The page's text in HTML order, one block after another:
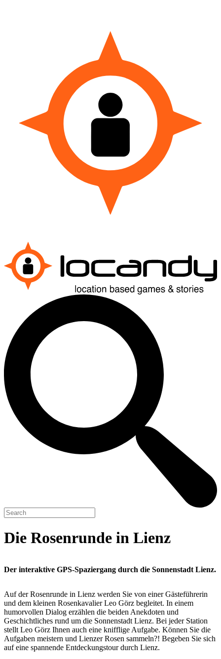
Die Rosenrunde in Lienz
Der interaktive GPS-Spaziergang durch die Sonnenstadt Lienz.
Auf der Rosenrunde in Lienz werden Sie von einer Gästeführerin
und dem kleinen Rosenkavalier Leo Görz begleitet. In einem
humorvollen Dialog erzählen die beiden Anekdoten und
Geschichtliches rund um die Sonnenstadt Lienz. Bei jeder Station
stellt Leo Görz Ihnen auch eine knifflige Aufgabe. Können Sie die
Aufgaben meistern und Lienzer Rosen sammeln?! Begeben Sie sich
auf eine spannende Entdeckungstour durch Lienz.